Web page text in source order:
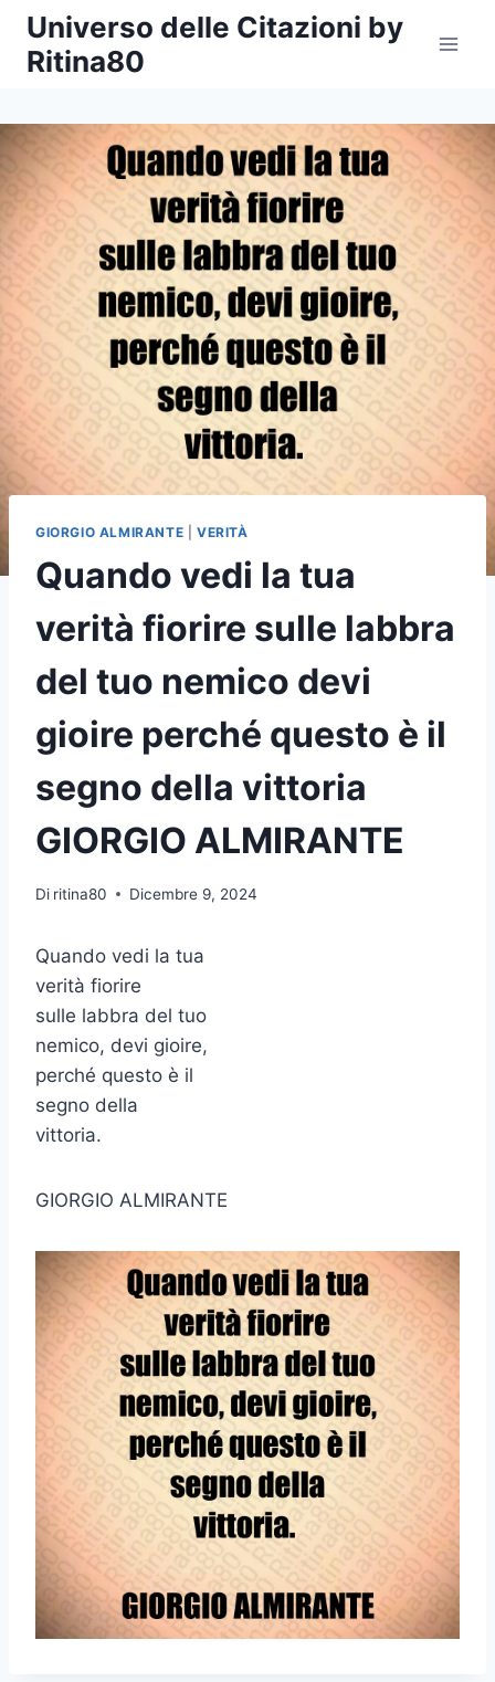
Salta
contenuto
Universo delle Citazioni by
Ritina80
GIORGIO ALMIRANTE VERITÀ
Quando vedi la tua
verità fiorire sulle labbra
del tuo nemico devi
gioire perché questo è il
segno della vittoria
GIORGIO ALMIRANTE
Di ritina80 Dicembre 9, 2024
Quando vedi la tua
verità fiorire
sulle labbra del tuo
nemico, devi gioire,
perché questo è il
segno della
vittoria.
GIORGIO ALMIRANTE